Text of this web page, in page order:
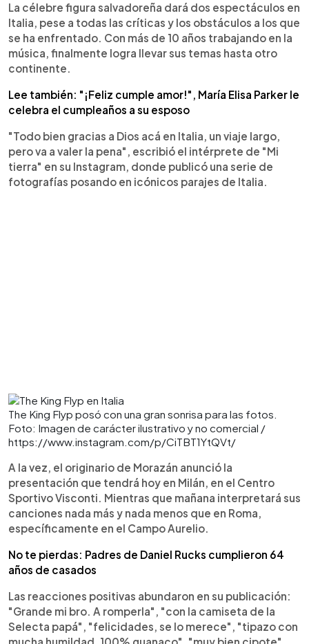
La célebre figura salvadoreña dará dos espectáculos en
Italia, pese a todas las críticas y los obstáculos a los que
se ha enfrentado. Con más de 10 años trabajando en la
música, finalmente logra llevar sus temas hasta otro
continente.
Lee también: "¡Feliz cumple amor!", María Elisa Parker le
celebra el cumpleaños a su esposo
"Todo bien gracias a Dios acá en Italia, un viaje largo,
pero va a valer la pena", escribió el intérprete de "Mi
tierra" en su Instagram, donde publicó una serie de
fotografías posando en icónicos parajes de Italia.
The King Flyp posó con una gran sonrisa para las fotos.
Foto: Imagen de carácter ilustrativo y no comercial /
https://www.instagram.com/p/CiTBT1YtQVt/
A la vez, el originario de Morazán anunció la
presentación que tendrá hoy en Milán, en el Centro
Sportivo Visconti. Mientras que mañana interpretará sus
canciones nada más y nada menos que en Roma,
específicamente en el Campo Aurelio.
No te pierdas: Padres de Daniel Rucks cumplieron 64
años de casados
Las reacciones positivas abundaron en su publicación:
"Grande mi bro. A romperla", "con la camiseta de la
Selecta papá", "felicidades, se lo merece", "tipazo con